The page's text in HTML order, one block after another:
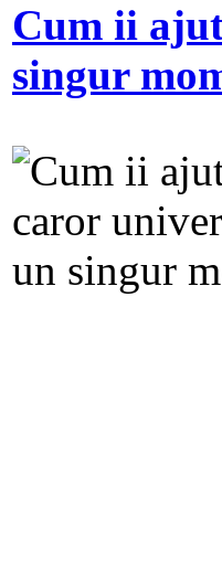
Cum ii
singur